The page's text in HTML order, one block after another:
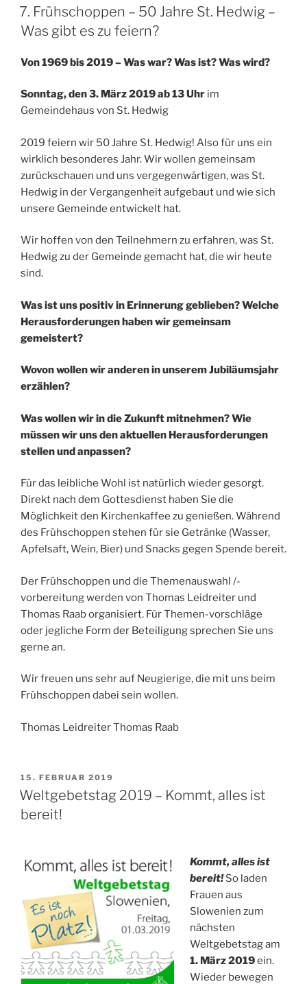
AM
7. Frühschoppen – 50 Jahre St. Hedwig –
Was gibt es zu feiern?
Von 1969 bis 2019 – Was war? Was ist? Was wird?
Sonntag, den 3. März 2019 ab 13 Uhr im
Gemeindehaus von St. Hedwig
2019 feiern wir 50 Jahre St. Hedwig! Also für uns ein
wirklich besonderes Jahr. Wir wollen gemeinsam
zurückschauen und uns vergegenwärtigen, was St.
Hedwig in der Vergangenheit aufgebaut und wie sich
unsere Gemeinde entwickelt hat.
Wir hoffen von den Teilnehmern zu erfahren, was St.
Hedwig zu der Gemeinde gemacht hat, die wir heute
sind.
Was ist uns positiv in Erinnerung geblieben? Welche
Herausforderungen haben wir gemeinsam
gemeistert?
Wovon wollen wir anderen in unserem Jubiläumsjahr
erzählen?
Was wollen wir in die Zukunft mitnehmen? Wie
müssen wir uns den aktuellen Herausforderungen
stellen und anpassen?
Für das leibliche Wohl ist natürlich wieder gesorgt.
Direkt nach dem Gottesdienst haben Sie die
Möglichkeit den Kirchenkaffee zu genießen. Während
des Frühschoppen stehen für sie Getränke (Wasser,
Apfelsaft, Wein, Bier) und Snacks gegen Spende bereit.
Der Frühschoppen und die Themenauswahl /-
vorbereitung werden von Thomas Leidreiter und
Thomas Raab organisiert. Für Themen-vorschläge
oder jegliche Form der Beteiligung sprechen Sie uns
gerne an.
Wir freuen uns sehr auf Neugierige, die mit uns beim
Frühschoppen dabei sein wollen.
Thomas Leidreiter Thomas Raab
VERÖFFENTLICHT
AM
15. FEBRUAR 2019
Weltgebetstag 2019 – Kommt, alles ist
bereit!
Kommt, alles ist
bereit!So laden
Frauen aus
Slowenien zum
nächsten
Weltgebetstag am
1. März 2019ein.
Wieder bewegen